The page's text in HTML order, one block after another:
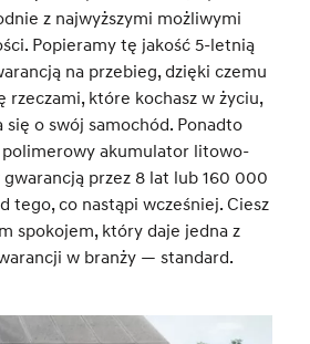
z najwyższymi możliwymi
Popieramy tę jakość 5-letnią
na przebieg, dzięki czemu
rzeczami, które kochasz w życiu,
o swój samochód. Ponadto
akumulator litowo-
przez 8 lat lub 160 000
tego, co nastąpi wcześniej. Ciesz
spokojem, który daje jedna z
w branży — standard.